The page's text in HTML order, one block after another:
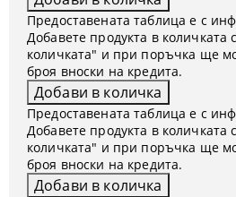
Предоставената таблица е с
Добавете продукта в количката
количката" и при поръчка ще
броя вноски на кредита.
Предоставената таблица е с
Добавете продукта в количката
количката" и при поръчка ще
броя вноски на кредита.